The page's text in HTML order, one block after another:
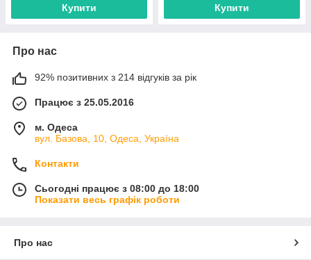
Купити Купити
Про нас
92% позитивних з 214 відгуків за рік
Працює з 25.05.2016
м. Одеса
вул. Базова, 10, Одеса, Україна
Контакти
Сьогодні працює з 08:00 до 18:00
Показати весь графік роботи
Про нас